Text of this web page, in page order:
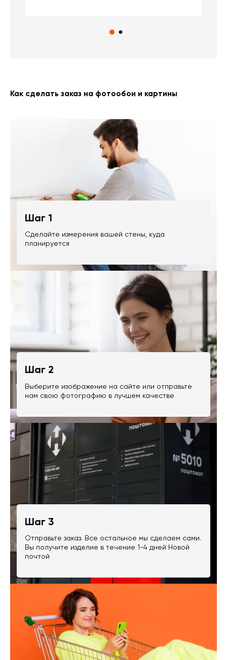
Как сделать заказ на фотообои и картины
Шаг 1
Сделайте измерения вашей стены, куда
планируется
Шаг 2
Выберите изображение на сайте или отправьте
нам свою фотографию в лучшем качестве
Шаг 3
Отправьте заказ. Все остальное мы сделаем сами.
Вы получите изделие в течение 1-4 дней Новой
почтой